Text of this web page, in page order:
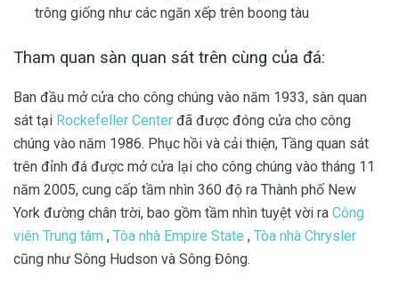
trông giống như các ngăn xếp trên boong tàu
Tham quan sàn quan sát trên cùng của đá:
Ban đầu mở cửa cho công chúng vào năm 1933, sàn quan
sát tại Rockefeller Center đã được đóng cửa cho công
chúng vào năm 1986. Phục hồi và cải thiện, Tầng quan sát
trên đỉnh đá được mở cửa lại cho công chúng vào tháng 11
năm 2005, cung cấp tầm nhìn 360 độ ra Thành phố New
York đường chân trời, bao gồm tầm nhìn tuyệt vời ra Công
viên Trung tâm , Tòa nhà Empire State , Tòa nhà Chrysler
cũng như Sông Hudson và Sông Đông.